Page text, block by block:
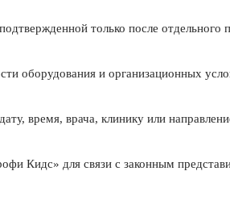
только после
оборудования и организационных
время, врача, клинику или
Кидс» для связи с законным